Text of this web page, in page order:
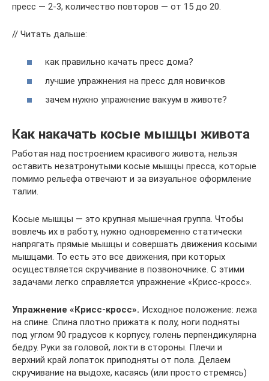
пресс — 2-3, количество повторов — от 15 до 20.
// Читать дальше:
как правильно качать пресс дома?
лучшие упражнения на пресс для новичков
зачем нужно упражнение вакуум в животе?
Как накачать косые мышцы живота
Работая над построением красивого живота, нельзя
оставить незатронутыми косые мышцы пресса, которые
помимо рельефа отвечают и за визуальное оформление
талии.
Косые мышцы — это крупная мышечная группа. Чтобы
вовлечь их в работу, нужно одновременно статически
напрягать прямые мышцы и совершать движения косыми
мышцами. То есть это все движения, при которых
осуществляется скручивание в позвоночнике. С этими
задачами легко справляется упражнение «Крисс-кросс».
Упражнение «Крисс-кросс». Исходное положение: лежа
на спине. Спина плотно прижата к полу, ноги подняты
под углом 90 градусов к корпусу, голень перпендикулярна
бедру. Руки за головой, локти в стороны. Плечи и
верхний край лопаток приподняты от пола. Делаем
скручивание на выдохе, касаясь (или просто стремясь)